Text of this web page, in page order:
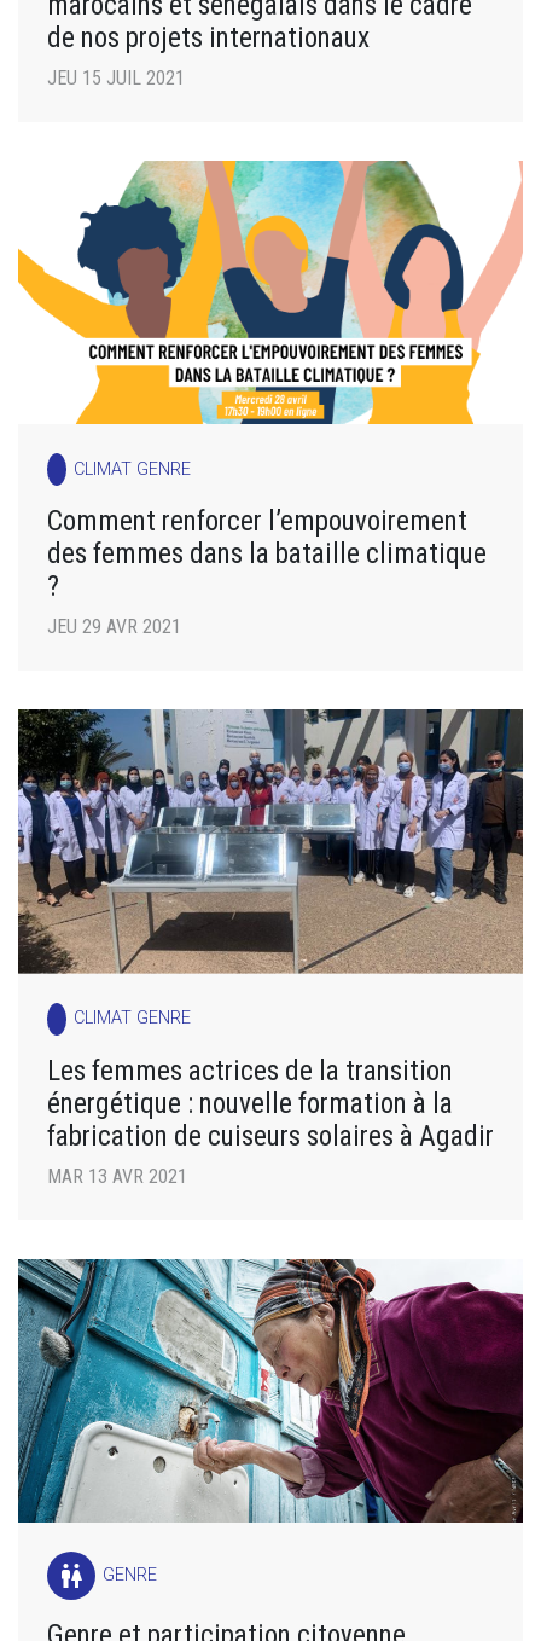
de nos projets internationaux
JEU 15 JUIL 2021
CLIMAT GENRE
Comment renforcer l’empouvoirement
des femmes dans la bataille climatique
?
JEU 29 AVR 2021
CLIMAT GENRE
Les femmes actrices de la transition
énergétique : nouvelle formation à la
fabrication de cuiseurs solaires à Agadir
MAR 13 AVR 2021
wc GENRE